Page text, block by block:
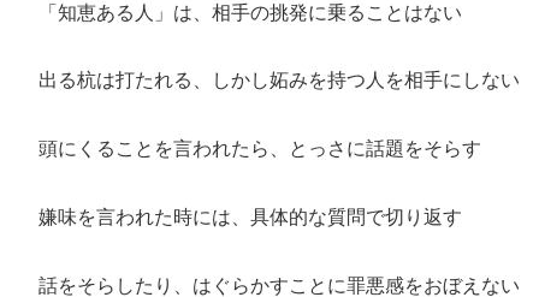
「知恵ある人」は、相手の挑発に乗ることはない
出る杭は打たれる、しかし妬みを持つ人を相手にしない
頭にくることを言われたら、とっさに話題をそらす
嫌味を言われた時には、具体的な質問で切り返す
話をそらしたり、はぐらかすことに罪悪感をおぼえない